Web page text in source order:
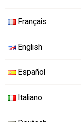
Français
English
Español
Italiano